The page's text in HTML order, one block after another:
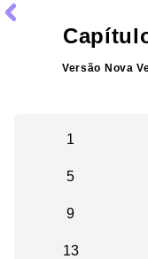
Versão Nova
1
5
9
13